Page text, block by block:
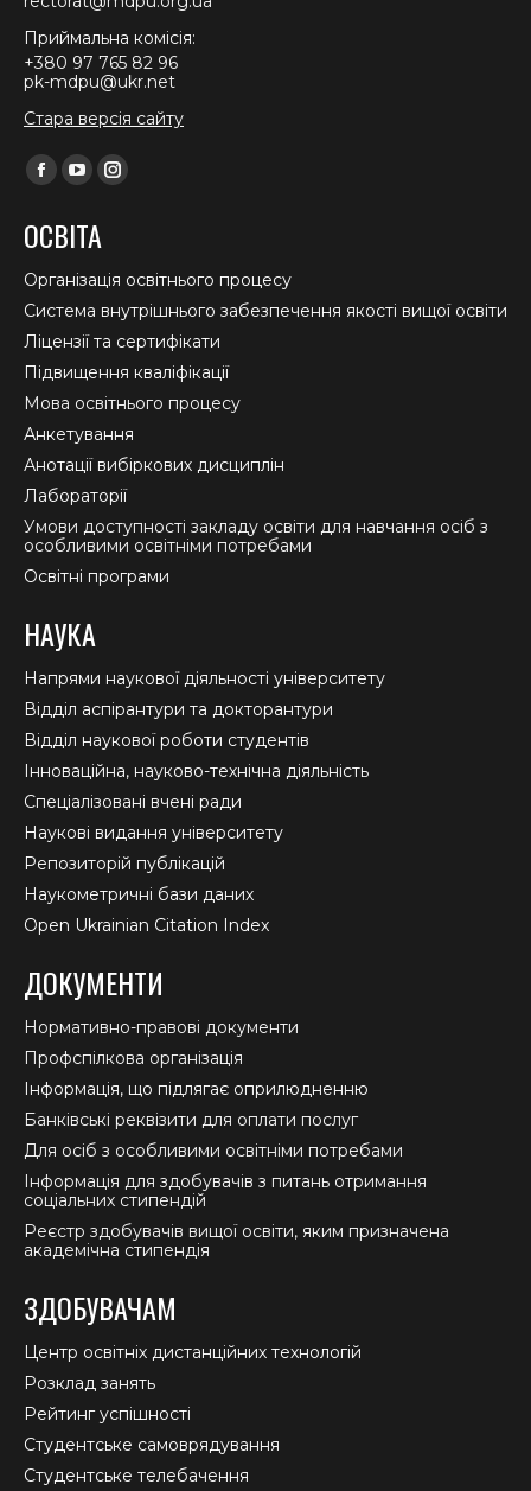
Приймальна комісія:
+380 97 765 82 96
pk-mdpu@ukr.net
Стара версія сайту
Find us on:
Facebook
opens
in
new
window
YouTube
opens
in
new
window
Instagram
in
new
window
ОСВІТА
Організація освітнього процесу
Система внутрішнього забезпечення якості вищої освіти
Ліцензії та сертифікати
Підвищення кваліфікації
Мова освітнього процесу
Анкетування
Анотації вибіркових дисциплін
Лабораторії
Умови доступності закладу освіти для навчання осіб з
особливими освітніми потребами
Освітні програми
НАУКА
Напрями наукової діяльності університету
Відділ аспірантури та докторантури
Відділ наукової роботи студентів
Інноваційна, науково-технічна діяльність
Спеціалізовані вчені ради
Наукові видання університету
Репозиторій публікацій
Наукометричні бази даних
Open Ukrainian Citation Index
ДОКУМЕНТИ
Нормативно-правові документи
Профспілкова організація
Інформація, що підлягає оприлюдненню
Банківські реквізити для оплати послуг
Для осіб з особливими освітніми потребами
Інформація для здобувачів з питань отримання
соціальних стипендій
Реєстр здобувачів вищої освіти, яким призначена
академічна стипендія
ЗДОБУВАЧАМ
Центр освітніх дистанційних технологій
Розклад занять
Рейтинг успішності
Студентське самоврядування
Студентське телебачення